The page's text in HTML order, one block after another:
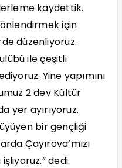
kaydettik.
için
düzenliyoruz.
ile çeşitli
Yine yapımını
2 dev Kültür
yer ayırıyoruz.
bir gençliği
Çayırova’mızı
dedi.